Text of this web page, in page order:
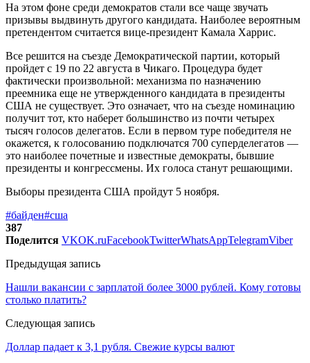
На этом фоне среди демократов стали все чаще звучать
призывы выдвинуть другого кандидата. Наиболее вероятным
претендентом считается вице-президент Камала Харрис.
Все решится на съезде Демократической партии, который
пройдет с 19 по 22 августа в Чикаго. Процедура будет
фактически произвольной: механизма по назначению
преемника еще не утвержденного кандидата в президенты
США не существует. Это означает, что на съезде номинацию
получит тот, кто наберет большинство из почти четырех
тысяч голосов делегатов. Если в первом туре победителя не
окажется, к голосованию подключатся 700 суперделегатов —
это наиболее почетные и известные демократы, бывшие
президенты и конгрессмены. Их голоса станут решающими.
Выборы президента США пройдут 5 ноября.
#байден#сша
387
Поделится VKOK.ruFacebookTwitterWhatsAppTelegramViber
Предыдущая запись
Нашли вакансии с зарплатой более 3000 рублей. Кому готовы
столько платить?
Следующая запись
Доллар падает к 3,1 рубля. Свежие курсы валют